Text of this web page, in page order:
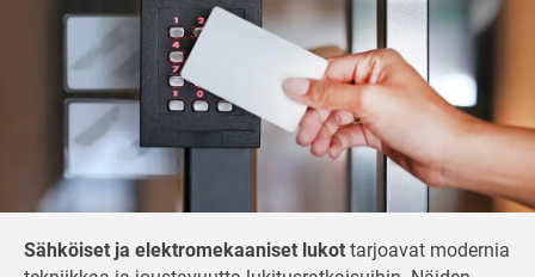
Sähköiset ja elektromekaaniset lukot tarjoavat modernia